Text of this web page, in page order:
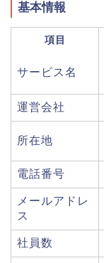
基本情報
項目
サービス名
運営会社
所在地
電話番号
メールアドレ
ス
社員数